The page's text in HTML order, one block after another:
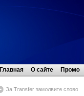
Главная О сайте Промо
За Transfer замолвите слово